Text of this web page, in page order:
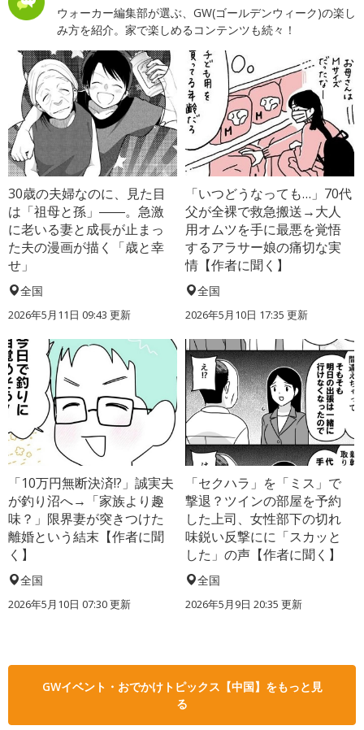
ウォーカー編集部が選ぶ、GW(ゴールデンウィーク)の楽し
み方を紹介。家で楽しめるコンテンツも続々！
30歳の夫婦なのに、見た目
は「祖母と孫」――。急激
に老いる妻と成長が止まっ
た夫の漫画が描く「歳と幸
せ」
全国
2026年5月11日 09:43 更新
「いつどうなっても…」70代
父が全裸で救急搬送→大人
用オムツを手に最悪を覚悟
するアラサー娘の痛切な実
情【作者に聞く】
全国
2026年5月10日 17:35 更新
「10万円無断決済!?」誠実夫
が釣り沼へ→「家族より趣
味？」限界妻が突きつけた
離婚という結末【作者に聞
く】
全国
2026年5月10日 07:30 更新
「セクハラ」を「ミス」で
撃退？ツインの部屋を予約
した上司、女性部下の切れ
味鋭い反撃にに「スカッと
した」の声【作者に聞く】
全国
2026年5月9日 20:35 更新
GWイベント・おでかけトピックス【中国】をもっと見
る